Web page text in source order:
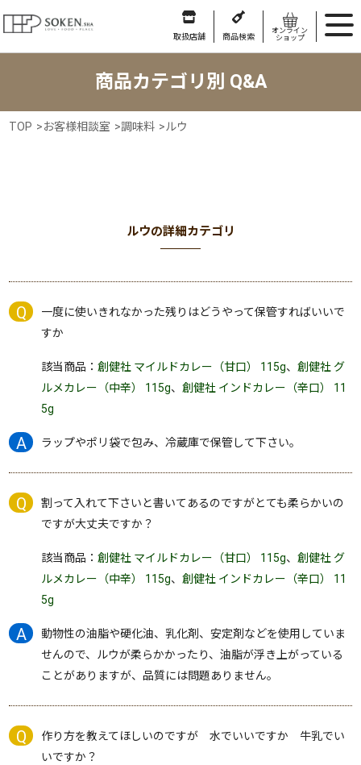
取扱店舗 商品検索
オンライン
ショップ
商品カテゴリ別 Q&A
TOP >お客様相談室 >調味料 >ルウ
ルウの詳細カテゴリ
一度に使いきれなかった残りはどうやって保管すればいいで
すか
該当商品：創健社 マイルドカレー（甘口） 115g、創健社 グ
ルメカレー（中辛） 115g、創健社 インドカレー（辛口） 11
5g
ラップやポリ袋で包み、冷蔵庫で保管して下さい。
割って入れて下さいと書いてあるのですがとても柔らかいの
ですが大丈夫ですか？
該当商品：創健社 マイルドカレー（甘口） 115g、創健社 グ
ルメカレー（中辛） 115g、創健社 インドカレー（辛口） 11
5g
動物性の油脂や硬化油、乳化剤、安定剤などを使用していま
せんので、ルウが柔らかかったり、油脂が浮き上がっている
ことがありますが、品質には問題ありません。
作り方を教えてほしいのですが 水でいいですか 牛乳でい
いですか？